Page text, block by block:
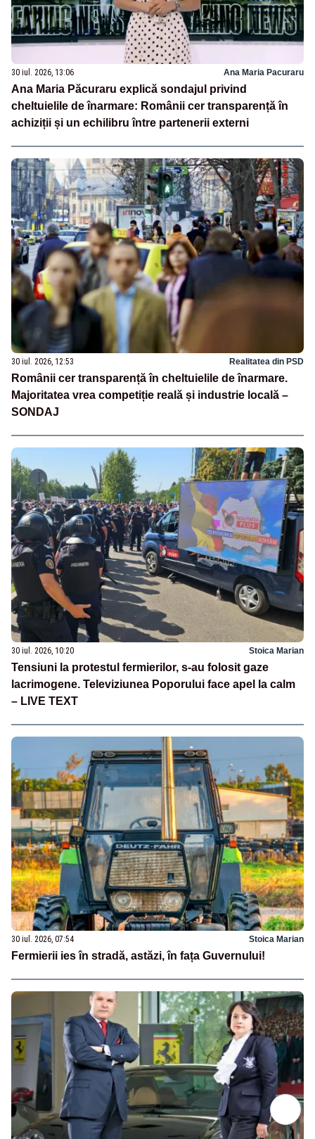
30 iul. 2026, 13:06 Ana Maria Pacuraru
Ana Maria Păcuraru explică sondajul privind
cheltuielile de înarmare: Românii cer transparență în
achiziții și un echilibru între partenerii externi
30 iul. 2026, 12:53 Realitatea din PSD
Românii cer transparență în cheltuielile de înarmare.
Majoritatea vrea competiție reală și industrie locală –
SONDAJ
30 iul. 2026, 10:20 Stoica Marian
Tensiuni la protestul fermierilor, s-au folosit gaze
lacrimogene. Televiziunea Poporului face apel la calm
– LIVE TEXT
30 iul. 2026, 07:54 Stoica Marian
Fermierii ies în stradă, astăzi, în fața Guvernului!